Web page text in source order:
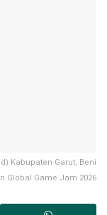
Kabupaten Garut, Beni
Global Game Jam 2026